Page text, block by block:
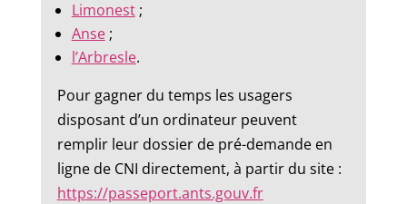
Limonest;
Anse;
l’Arbresle.
Pour gagner du temps les usagers
disposant d’un ordinateur peuvent
remplir leur dossier de pré-demande en
ligne de CNI directement, à partir du site :
https://passeport.ants.gouv.fr